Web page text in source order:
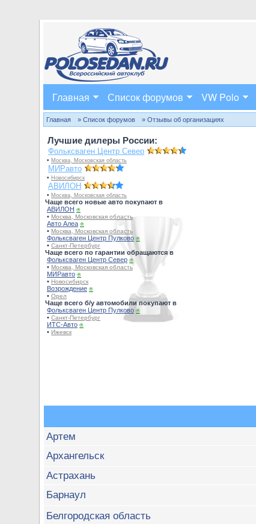
Главная Список форумов VW Polo
Главная » Список форумов » Отзывы об организациях
Лучшие дилеры России:
Фольксваген Центр Север
• Москва, Московская область
МИРавто
• Новосибирск
АВИЛОН
• Москва, Московская область
Чаще всего новые авто покупают в
АВИЛОН ⍟
• Москва, Московская область
Авто Алеа ⍟
• Москва, Московская область
Фольксваген Центр Пулково ⍟
• Санкт-Петербург
Чаще всего по гарантии обращаются в
Фольксваген Центр Север ⍟
• Москва, Московская область
МИРавто ⍟
• Новосибирск
Возрождение ⍟
• Орел
Чаще всего б/у автомобили покупают в
Фольксваген Центр Пулково ⍟
• Санкт-Петербург
ИТС-Авто ⍟
• Ижевск
Артем
Архангельск
Астрахань
Барнаул
Белгородская область